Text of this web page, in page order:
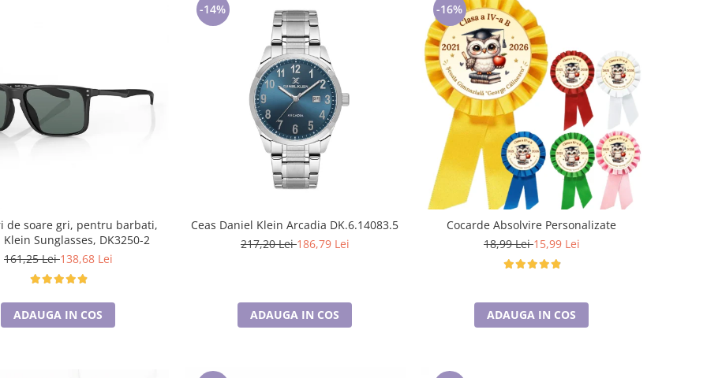
de soare gri, pentru barbati,
Klein Sunglasses, DK3250-2
161,25 Lei138,68 Lei
ADAUGA IN COS
-14%
Ceas Daniel Klein Arcadia DK.6.14083.5
217,20 Lei186,79 Lei
ADAUGA IN COS
-16%
Cocarde Absolvire Personalizate
18,99 Lei15,99 Lei
ADAUGA IN COS